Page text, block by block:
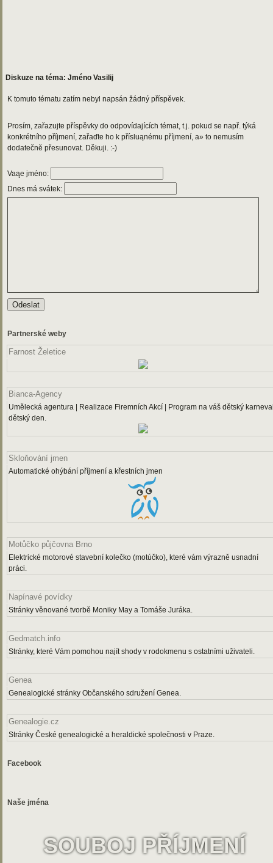
Diskuze na téma: Jméno Vasilij
K tomuto tématu zatím nebyl napsán žádný příspěvek.
Prosím, zařazujte příspěvky do odpovídajících témat, t.j. pokud se např. týká
konkrétního příjmení, zařaďte ho k přísluąnému příjmení, a» to nemusím
dodatečně přesunovat. Děkuji. :-)
Vaąe jméno:
Dnes má svátek:
Partnerské weby
Farnost Želetice
Bianca-Agency
Umělecká agentura | Realizace Firemních Akcí | Program na váš dětský
dětský den.
Skloňování jmen
Automatické ohýbání příjmení a křestních jmen
Motůčko půjčovna Brno
Elektrické motorové stavební kolečko (motúčko), které vám výrazně usnadní
práci.
Napínavé povídky
Stránky věnované tvorbě Moniky May a Tomáše Juráka.
Gedmatch.info
Stránky, které Vám pomohou najít shody v rodokmenu s ostatními uživateli.
Genea
Genealogické stránky Občanského sdružení Genea.
Genealogie.cz
Stránky České genealogické a heraldické společnosti v Praze.
Facebook
Naše jména
SOUBOJ PŘÍJMENÍ